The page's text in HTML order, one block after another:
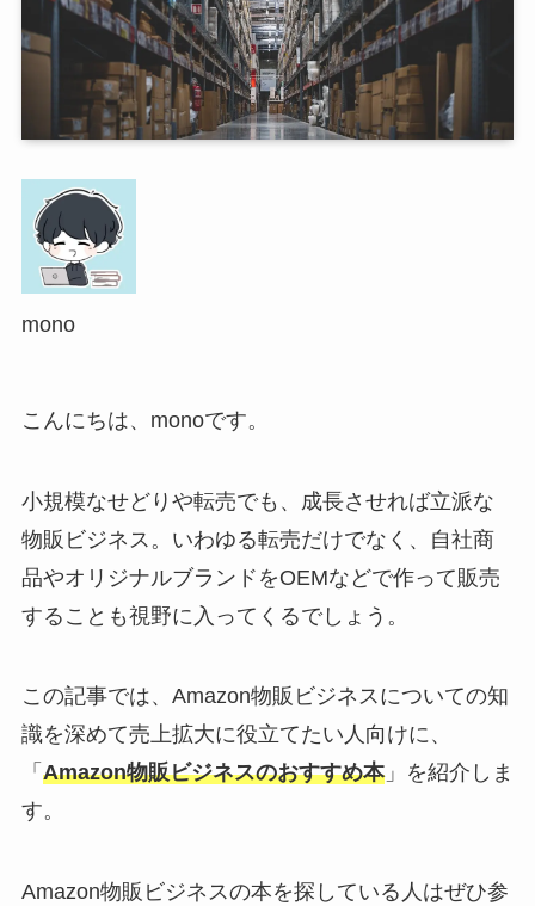
mono
こんにちは、monoです。
小規模なせどりや転売でも、成長させれば立派な
物販ビジネス。いわゆる転売だけでなく、自社商
品やオリジナルブランドをOEMなどで作って販売
することも視野に入ってくるでしょう。
この記事では、Amazon物販ビジネスについての知
識を深めて売上拡大に役立てたい人向けに、
「 Amazon物販ビジネスのおすすめ本」を紹介しま
す。
Amazon物販ビジネスの本を探している人はぜひ参